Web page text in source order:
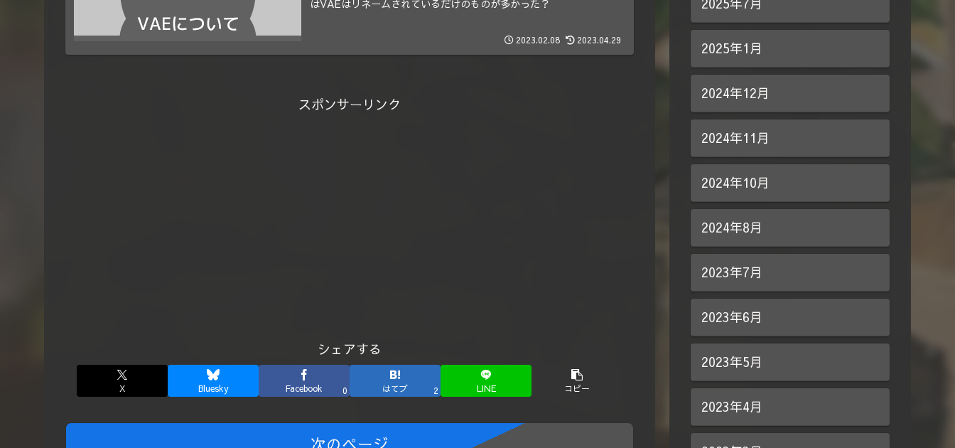
はVAEはリネームされているだけのものが多かった？
2023.02.08 2023.04.29
スポンサーリンク
シェアする
X Bluesky Facebook 0 はてブ 2 LINE コピー
次のページ
2025年1月
2024年12月
2024年11月
2024年10月
2024年8月
2023年7月
2023年6月
2023年5月
2023年4月